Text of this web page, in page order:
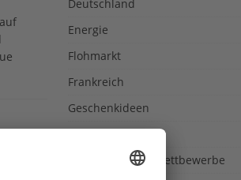
Deutschland
Energie
Flohmarkt
Frankreich
Geschenkideen
Gewinnspiele & Wettbewerbe